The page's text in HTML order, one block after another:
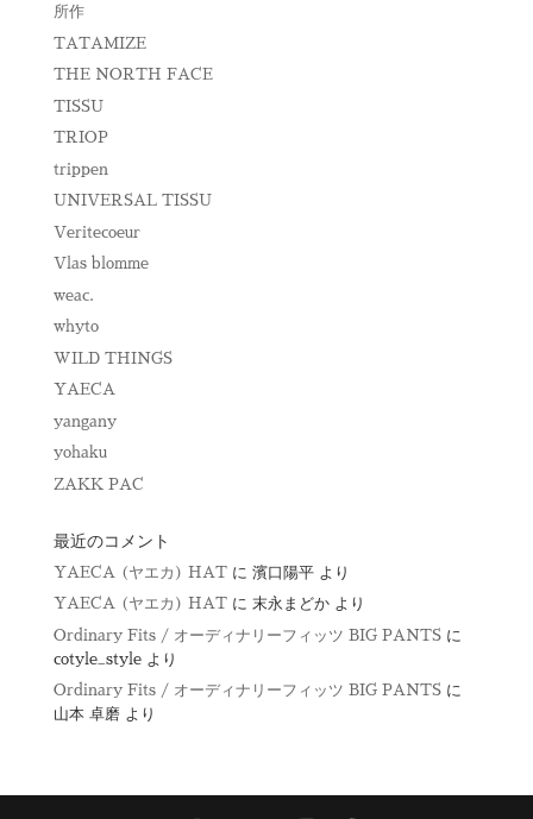
所作
TATAMIZE
THE NORTH FACE
TISSU
TRIOP
trippen
UNIVERSAL TISSU
Veritecoeur
Vlas blomme
weac.
whyto
WILD THINGS
YAECA
yangany
yohaku
ZAKK PAC
最近のコメント
YAECA (ヤエカ) HATに 濱口陽平より
YAECA (ヤエカ) HATに 末永まどかより
Ordinary Fits / オーディナリーフィッツ BIG PANTSに
cotyle_styleより
Ordinary Fits / オーディナリーフィッツ BIG PANTSに
山本 卓磨より